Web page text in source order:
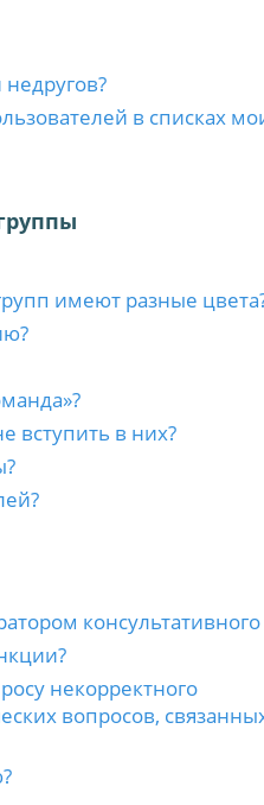
в списках
имеют разные
вступить в них?
некорректного
вопросов,